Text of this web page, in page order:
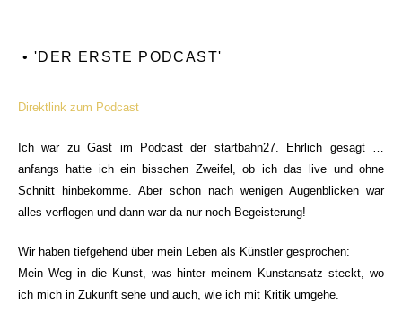
• 'DER ERSTE PODCAST'
Direktlink zum Podcast
Ich war zu Gast im Podcast der startbahn27. Ehrlich gesagt …
anfangs hatte ich ein bisschen Zweifel, ob ich das live und ohne
Schnitt hinbekomme. Aber schon nach wenigen Augenblicken war
alles verflogen und dann war da nur noch Begeisterung!
Wir haben tiefgehend über mein Leben als Künstler gesprochen:
Mein Weg in die Kunst, was hinter meinem Kunstansatz steckt, wo
ich mich in Zukunft sehe und auch, wie ich mit Kritik umgehe.